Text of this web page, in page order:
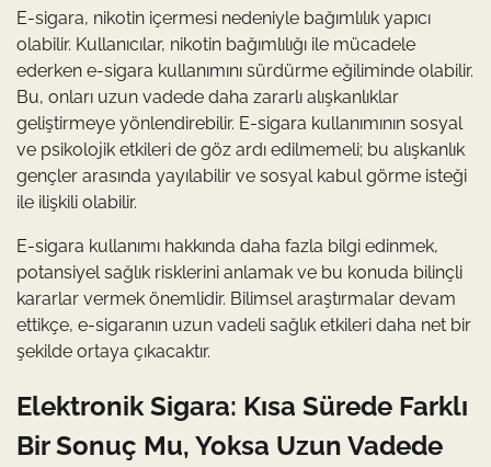
E-sigara, nikotin içermesi nedeniyle bağımlılık yapıcı
olabilir. Kullanıcılar, nikotin bağımlılığı ile mücadele
ederken e-sigara kullanımını sürdürme eğiliminde olabilir.
Bu, onları uzun vadede daha zararlı alışkanlıklar
geliştirmeye yönlendirebilir. E-sigara kullanımının sosyal
ve psikolojik etkileri de göz ardı edilmemeli; bu alışkanlık
gençler arasında yayılabilir ve sosyal kabul görme isteği
ile ilişkili olabilir.
E-sigara kullanımı hakkında daha fazla bilgi edinmek,
potansiyel sağlık risklerini anlamak ve bu konuda bilinçli
kararlar vermek önemlidir. Bilimsel araştırmalar devam
ettikçe, e-sigaranın uzun vadeli sağlık etkileri daha net bir
şekilde ortaya çıkacaktır.
Elektronik Sigara: Kısa Sürede Farklı
Bir Sonuç Mu, Yoksa Uzun Vadede